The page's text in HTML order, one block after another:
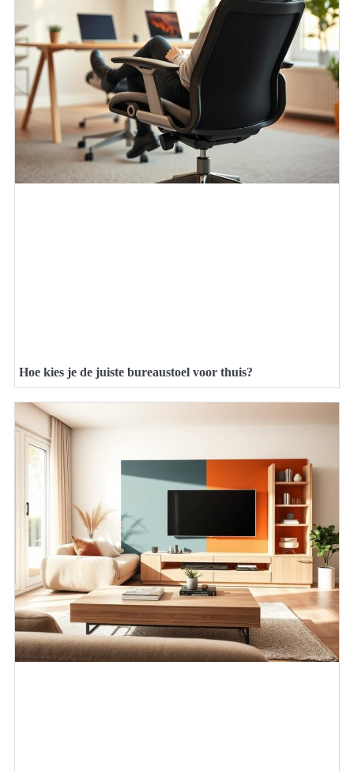
Hoe kies je de juiste bureaustoel voor thuis?